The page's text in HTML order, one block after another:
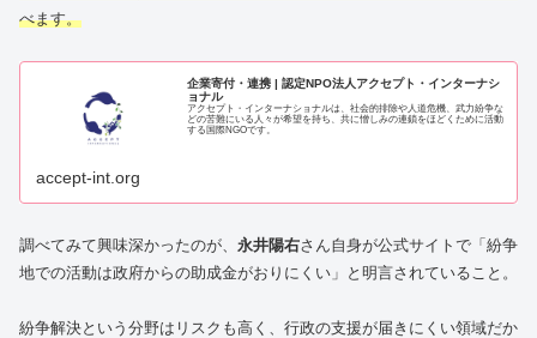
べます。
企業寄付・連携 | 認定NPO法人アクセプト・インターナシ
ョナル
アクセプト・インターナショナルは、社会的排除や人道危機、武力紛争な
どの苦難にいる人々が希望を持ち、共に憎しみの連鎖をほどくために活動
する国際NGOです。
accept-int.org
調べてみて興味深かったのが、 永井陽右さん自身が公式サイトで「紛争
地での活動は政府からの助成金がおりにくい」と明言されていること。
紛争解決という分野はリスクも高く、行政の支援が届きにくい領域だか